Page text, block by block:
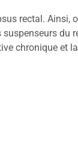
rectal. Ainsi,
du
chronique et